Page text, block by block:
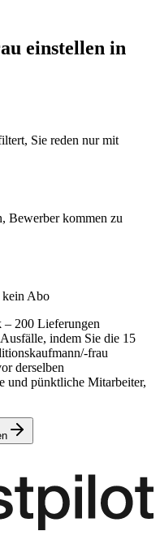
einstellen in
Sie reden nur mit
Bewerber kommen zu
Abo
– 200 Lieferungen
indem Sie die 15
frau
derselben
und pünktliche Mitarbeiter,